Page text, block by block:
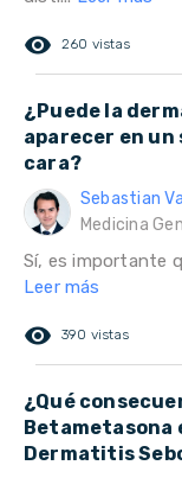
remove_red_eye 260 vistas
¿Puede la
aparecer en un
cara?
Sebastian
Medicina
Sí, es importante
Leer más
remove_red_eye 390 vistas
¿Qué
Betametasona
Dermatitis